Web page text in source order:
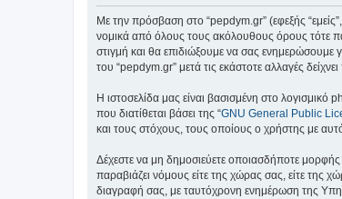
Με την πρόσβαση στο “pepdym.gr” (εφεξής
νομικά από όλους τους ακόλουθους όρους τότε
στιγμή και θα επιδιώξουμε να σας
του “pepdym.gr” μετά τις εκάστοτε αλλαγές
Η ιστοσελίδα μας είναι βασισμένη στο
που διατίθεται βάσει της “GNU General Public
και τους στόχους, τους οποίους ο χρήστης με
Δέχεστε να μη δημοσιεύετε οποιασδήποτε
παραβιάζει νόμους είτε της χώρας σας, είτε της
διαγραφή σας, με ταυτόχρονη ενημέρωση της